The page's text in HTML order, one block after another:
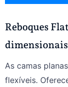
Reboques
dimensionais
As camas
flexíveis.